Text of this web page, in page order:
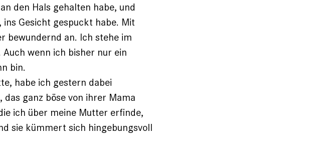
den Hals gehalten habe, und
Gesicht gespuckt habe. Mit
bewundernd an. Ich stehe im
wenn ich bisher nur ein
bin.
habe ich ges­tern dabei
ganz böse von ihrer Mama
ich über meine Mutter erfinde,
sie kümmert sich hingebungsvoll